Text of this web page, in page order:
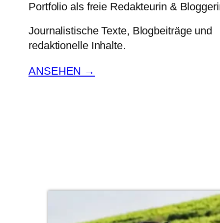
Portfolio als freie Redakteurin &
Journalistische Texte, Blogbeiträge und
redaktionelle Inhalte.
ANSEHEN →